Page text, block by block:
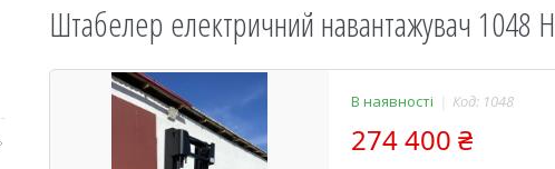
Штабелер електричний навантажувач 1048
В наявності Код: 1048
274 400 ₴